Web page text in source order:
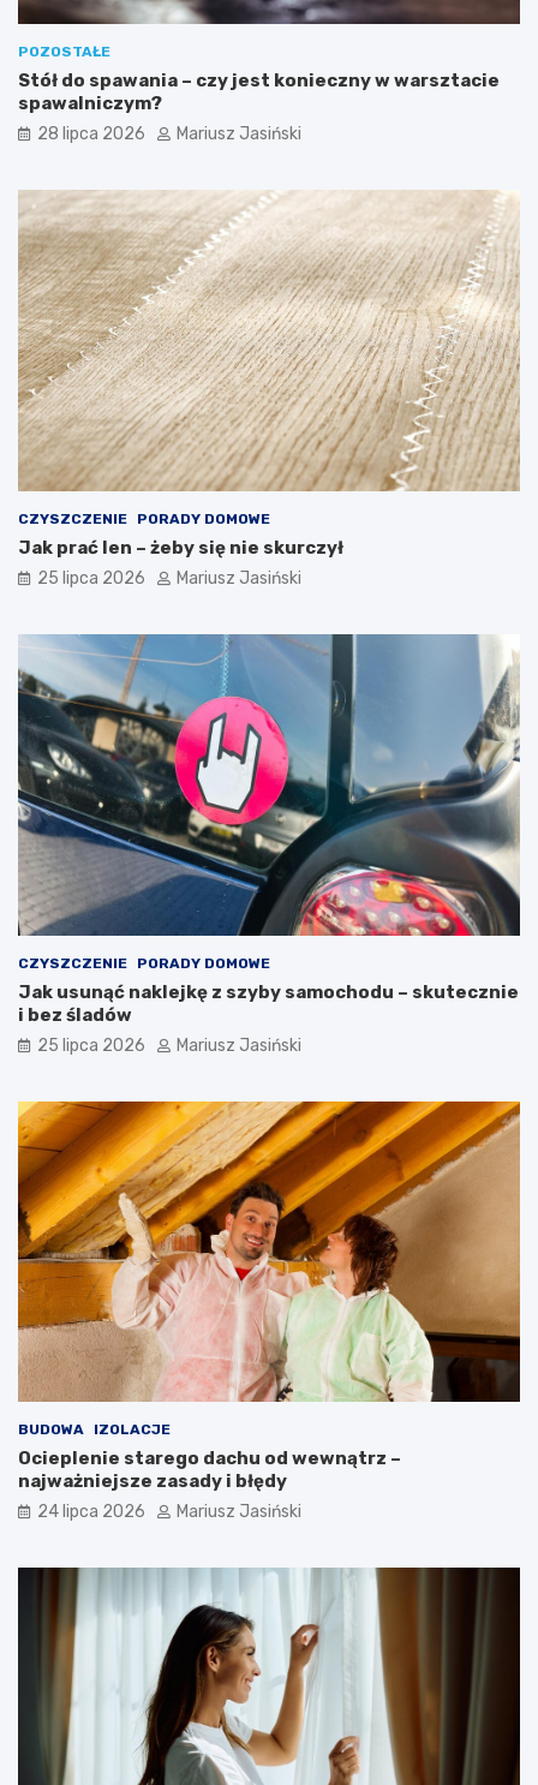
POZOSTAŁE
Stół do spawania – czy jest konieczny w warsztacie
spawalniczym?
28 lipca 2026 Mariusz Jasiński
CZYSZCZENIE PORADY DOMOWE
Jak prać len – żeby się nie skurczył
25 lipca 2026 Mariusz Jasiński
CZYSZCZENIE PORADY DOMOWE
Jak usunąć naklejkę z szyby samochodu – skutecznie
i bez śladów
25 lipca 2026 Mariusz Jasiński
BUDOWA IZOLACJE
Ocieplenie starego dachu od wewnątrz –
najważniejsze zasady i błędy
24 lipca 2026 Mariusz Jasiński